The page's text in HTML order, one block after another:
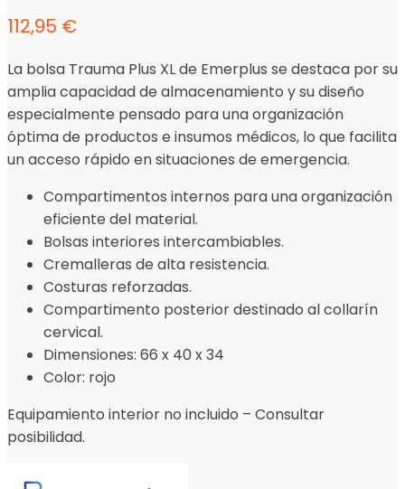
112,95 €
La bolsa Trauma Plus XL de Emerplus se destaca por su
amplia capacidad de almacenamiento y su diseño
especialmente pensado para una organización
óptima de productos e insumos médicos, lo que facilita
un acceso rápido en situaciones de emergencia.
Compartimentos internos para una organización
eficiente del material.
Bolsas interiores intercambiables.
Cremalleras de alta resistencia.
Costuras reforzadas.
Compartimento posterior destinado al collarín
cervical.
Dimensiones: 66 x 40 x 34
Color: rojo
Equipamiento interior no incluido – Consultar
posibilidad.